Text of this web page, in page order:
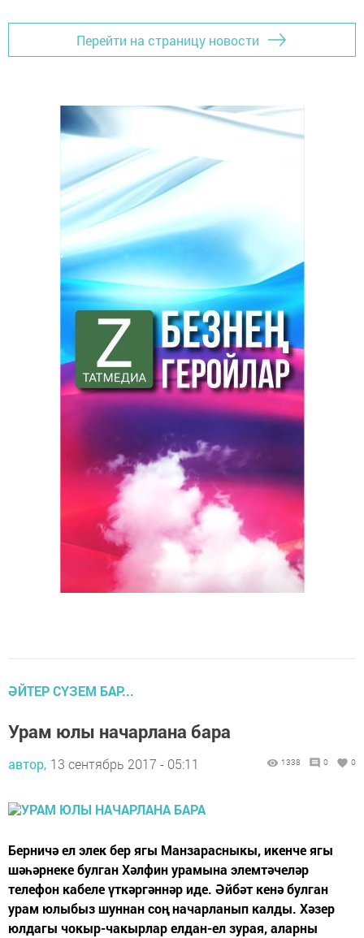
Перейти на страницу новости
ӘЙТЕР СҮЗЕМ БАР...
Урам юлы начарлана бара
автор, 13 сентябрь 2017 - 05:11 1338 0 0
Берничә ел элек бер ягы Манзарасныкы, икенче ягы
шәһәрнеке булган Хәлфин урамына элемтәчеләр
телефон кабеле үткәргәннәр иде. Әйбәт кенә булган
урам юлыбыз шуннан соң начарланып калды. Хәзер
юлдагы чокыр-чакырлар елдан-ел зурая, аларны